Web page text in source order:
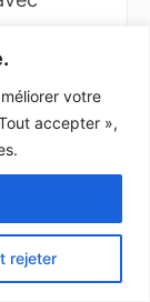
votre
accepter »,
rejeter
lui
de
;